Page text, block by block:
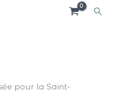
1ère commande
pour la Saint-